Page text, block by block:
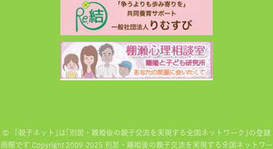
© 「親子ネット｣は｢別居・離婚後の親子交流を実現する全国ネットワーク｣の登録
商標です Copyright 2009-2025 別居・離婚後の親子交流を実現する全国ネットワー